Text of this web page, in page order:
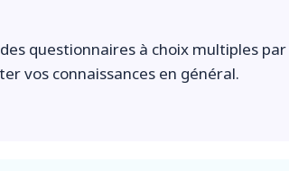
questionnaires à choix multiples par
vos connaissances en général.